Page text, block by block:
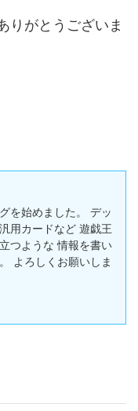
りがとうございま
を始めました。 デッ
用カードなど 遊戯王
つような 情報を書い
よろしくお願いしま